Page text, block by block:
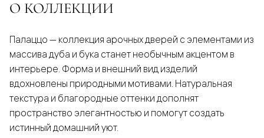
О КОЛЛЕКЦИИ
Палаццо — коллекция арочных дверей с элементами из
массива дуба и бука станет необычным акцентом в
интерьере. Форма и внешний вид изделий
вдохновлены природными мотивами. Натуральная
текстура и благородные оттенки дополнят
пространство элегантностью и помогут создать
истинный домашний уют.